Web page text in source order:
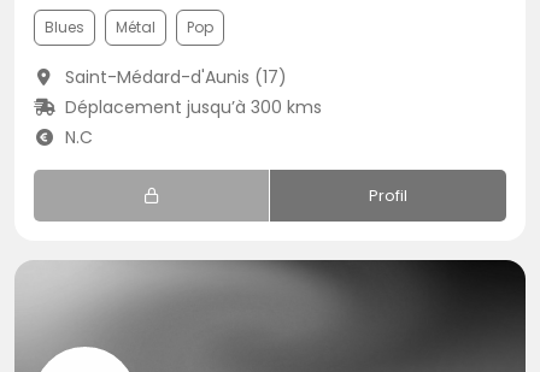
Blues Métal Pop
Saint-Médard-d'Aunis (17)
Déplacement jusqu’à 300 kms
N.C
Profil